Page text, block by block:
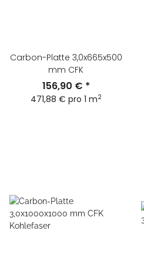
Carbon-Platte 3,0x665x500
mm CFK
156,90 € *
471,88 € pro 1 m2